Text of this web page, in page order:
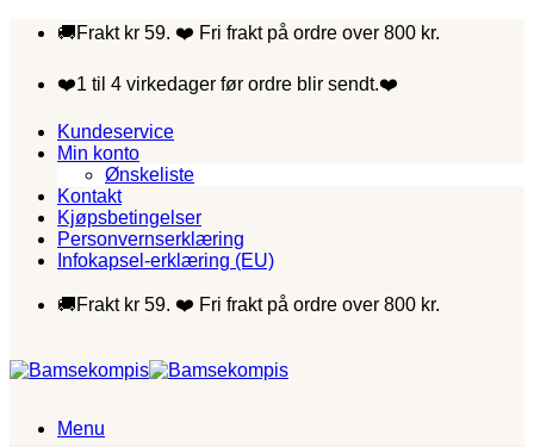
Skip
🚚Frakt kr 59. ❤️ Fri frakt på ordre over 800 kr.
❤️1 til 4 virkedager før ordre blir sendt.❤️
Kundeservice
Min konto
Ønskeliste
Kontakt
Kjøpsbetingelser
Personvernserklæring
Infokapsel-erklæring (EU)
🚚Frakt kr 59. ❤️ Fri frakt på ordre over 800 kr.
Menu